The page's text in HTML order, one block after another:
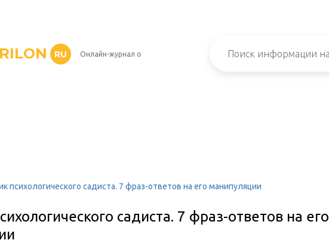
RU Онлайн-журнал о
психологического садиста. 7 фраз-ответов на его манипуляции
садиста. 7 фраз-ответов на его